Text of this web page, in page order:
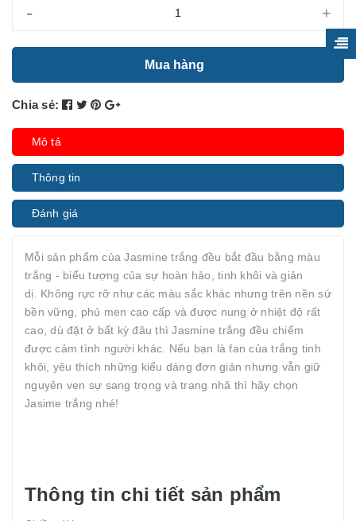
- +
Mua hàng
Chia sẻ:
Mô tả
Thông tin
Đánh giá
Mỗi sản phẩm của Jasmine trắng đều bắt đầu bằng màu
trắng - biểu tượng của sự hoàn hảo, tinh khôi và giản
dị. Không rực rỡ như các màu sắc khác nhưng trên nền sứ
bền vững, phủ men cao cấp và được nung ở nhiệt độ rất
cao, dù đặt ở bất kỳ đâu thì Jasmine trắng đều chiếm
được cảm tình người khác. Nếu bạn là fan của trắng tinh
khôi, yêu thích những kiểu dáng đơn giản nhưng vẫn giữ
nguyên vẹn sự sang trọng và trang nhã thì hãy chọn
Jasime trắng nhé!
Thông tin chi tiết sản phẩm